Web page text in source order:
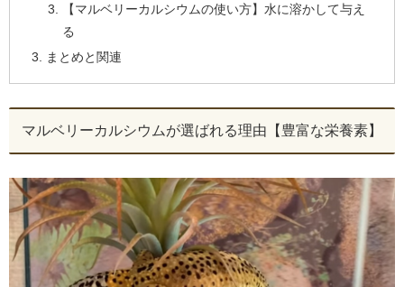
【マルベリーカルシウムの使い方】水に溶かして与え
る
まとめと関連
マルベリーカルシウムが選ばれる理由【豊富な栄養素】